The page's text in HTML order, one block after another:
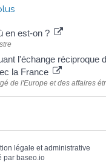
en est-on ?
l'échange réciproque
la France
de l'Europe et des affaires
légale et administrative
par baseo.io